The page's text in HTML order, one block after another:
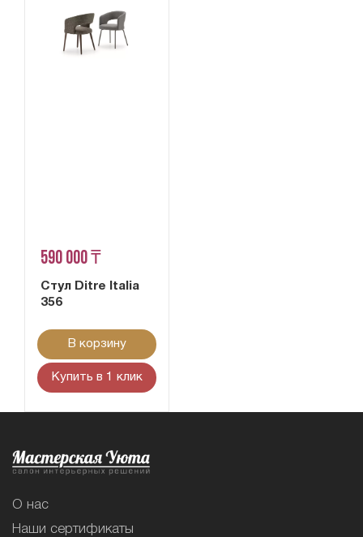
590 000 ₸
Стул Ditre Italia
356
В корзину
Купить в 1 клик
О нас
Наши сертификаты